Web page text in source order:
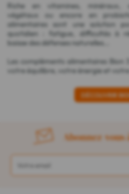
Riche en vitamines, minéraux,
végétaux ou encore en
alimentaires sont une solution
quotidien : fatigue, difficultés à
baisse des défenses naturelles...
Les compléments alimentaires
votre équilibre, votre énergie et
DÉCOUVRIR
Abonnez-